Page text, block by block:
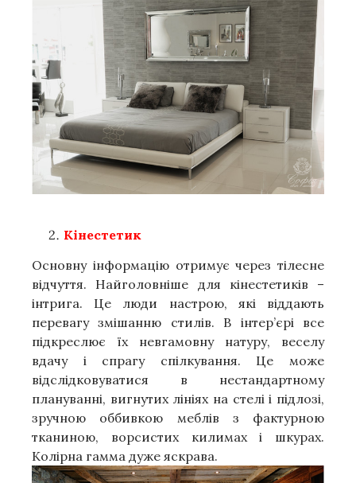
Кінестетик
Основну інформацію отримує через тілесне
відчуття. Найголовніше для кінестетиків –
інтрига. Це люди настрою, які віддають
перевагу змішанню стилів. В інтер’єрі все
підкреслює їх невгамовну натуру, веселу
вдачу і спрагу спілкування. Це може
відслідковуватися в нестандартному
плануванні, вигнутих лініях на стелі і підлозі,
зручною оббивкою меблів з фактурною
тканиною, ворсистих килимах і шкурах.
Колірна гамма дуже яскрава.